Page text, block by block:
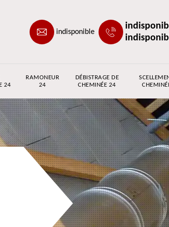
indisponible
24
RAMONEUR
24
DÉBISTRAGE DE
CHEMINÉE 24